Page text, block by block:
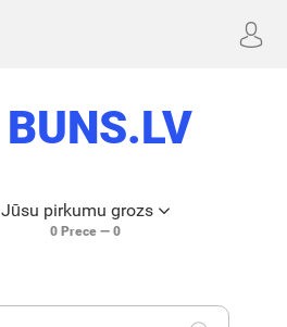
BUNS.LV
Jūsu pirkumu grozs
0Prece — 0